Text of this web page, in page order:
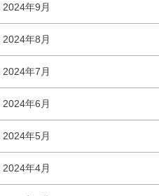
2024年9月
2024年8月
2024年7月
2024年6月
2024年5月
2024年4月